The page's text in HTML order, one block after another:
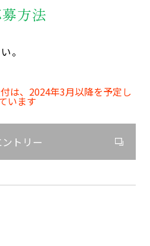
方法
。
は、2024年3月以降を予定し
います
ントリー